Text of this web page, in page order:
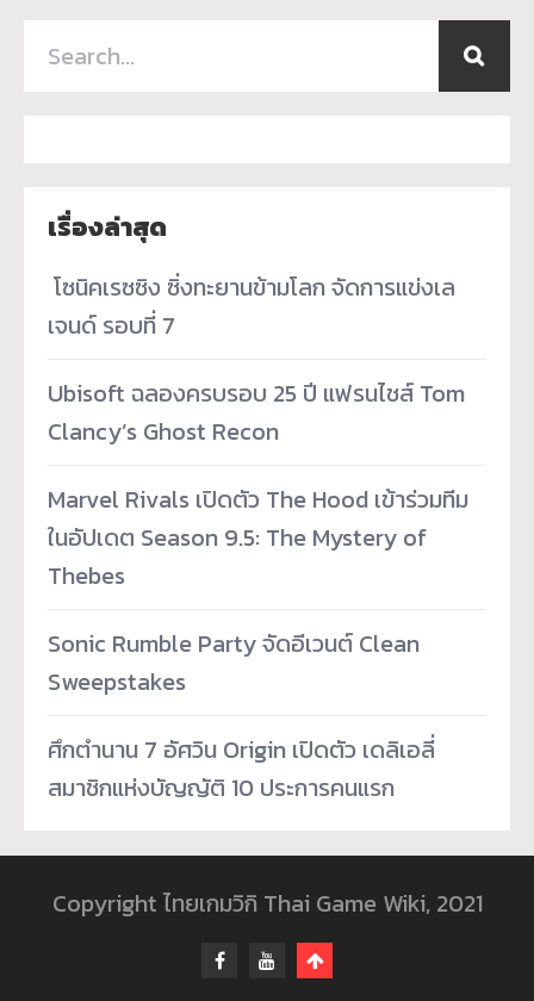
เรื่องล่าสุด
­ โซนิคเรซซิง ซิ่งทะยานข้ามโลก จัดการแข่งเล
เจนด์ รอบที่ 7
Ubisoft ฉลองครบรอบ 25 ปี แฟรนไชส์ Tom
Clancy’s Ghost Recon
Marvel Rivals เปิดตัว The Hood เข้าร่วมทีม
ในอัปเดต Season 9.5: The Mystery of
Thebes
Sonic Rumble Party จัดอีเวนต์ Clean
Sweepstakes
ศึกตำนาน 7 อัศวิน Origin เปิดตัว เดลิเอลี่
สมาชิกแห่งบัญญัติ 10 ประการคนแรก
Copyright ไทยเกมวิกิ Thai Game Wiki, 2021